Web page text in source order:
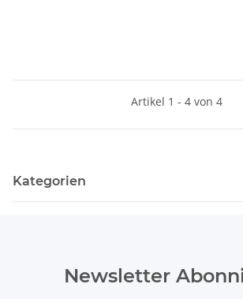
Artikel 1 - 4 von 4
Kategorien
Newsletter